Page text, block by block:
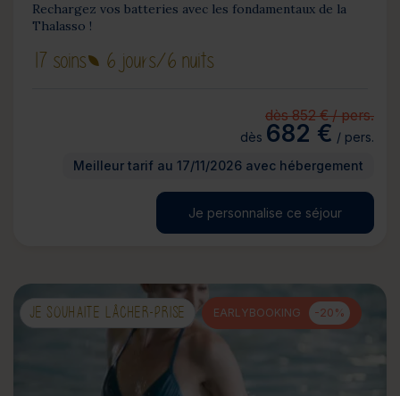
Rechargez vos batteries avec les fondamentaux de la
Thalasso !
17 soins 6 jours/6 nuits
dès 852 € / pers.
dès 682 € / pers.
Meilleur tarif au 17/11/2026 avec hébergement
Je personnalise ce séjour
JE SOUHAITE LÂCHER-PRISE EARLYBOOKING -20%